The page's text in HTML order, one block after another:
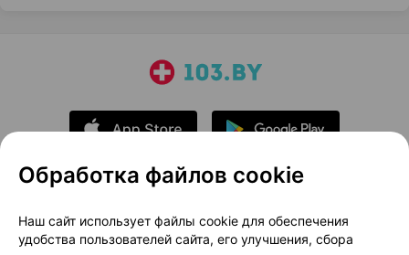
О проекте
Новости проекта
Размещение рекламы
Медицинский маркетинг
Обработка файлов cookie
Наш сайт использует файлы cookie для обеспечения
удобства пользователей сайта, его улучшения, сбора